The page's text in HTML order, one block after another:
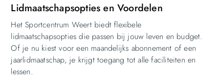
Lidmaatschapsopties en Voordelen
Het Sportcentrum Weert biedt flexibele
lidmaatschapsopties die passen bij jouw leven en budget.
Of je nu kiest voor een maandelijks abonnement of een
jaarlidmaatschap, je krijgt toegang tot alle faciliteiten en
lessen.